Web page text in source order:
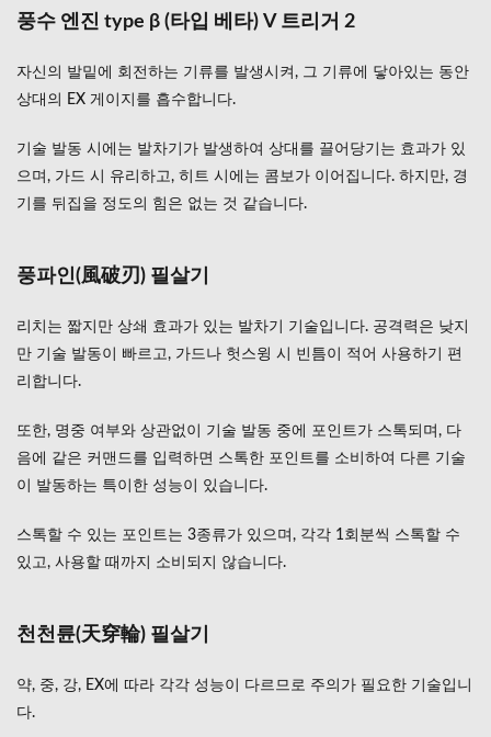
풍수 엔진 type β (타입 베타) V 트리거 2
자신의 발밑에 회전하는 기류를 발생시켜, 그 기류에 닿아있는 동안
상대의 EX 게이지를 흡수합니다.
기술 발동 시에는 발차기가 발생하여 상대를 끌어당기는 효과가 있
으며, 가드 시 유리하고, 히트 시에는 콤보가 이어집니다. 하지만, 경
기를 뒤집을 정도의 힘은 없는 것 같습니다.
풍파인(風破刃) 필살기
리치는 짧지만 상쇄 효과가 있는 발차기 기술입니다. 공격력은 낮지
만 기술 발동이 빠르고, 가드나 헛스윙 시 빈틈이 적어 사용하기 편
리합니다.
또한, 명중 여부와 상관없이 기술 발동 중에 포인트가 스톡되며, 다
음에 같은 커맨드를 입력하면 스톡한 포인트를 소비하여 다른 기술
이 발동하는 특이한 성능이 있습니다.
스톡할 수 있는 포인트는 3종류가 있으며, 각각 1회분씩 스톡할 수
있고, 사용할 때까지 소비되지 않습니다.
천천륜(天穿輪) 필살기
약, 중, 강, EX에 따라 각각 성능이 다르므로 주의가 필요한 기술입니
다.